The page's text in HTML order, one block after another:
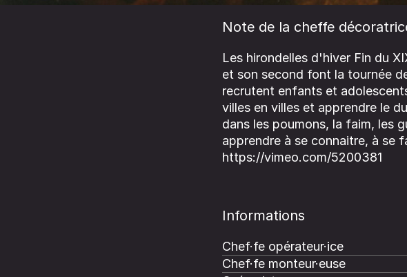
Note de la cheffe
Les hirondelles d'hiver Fin du
et son second font la tournée
recrutent enfants et
villes en villes et apprendre le
dans les poumons, la faim, les
apprendre à se connaitre, à se
https://vimeo.com/5200381
Informations
Chef·fe opérateur·ice
Chef·fe monteur·euse